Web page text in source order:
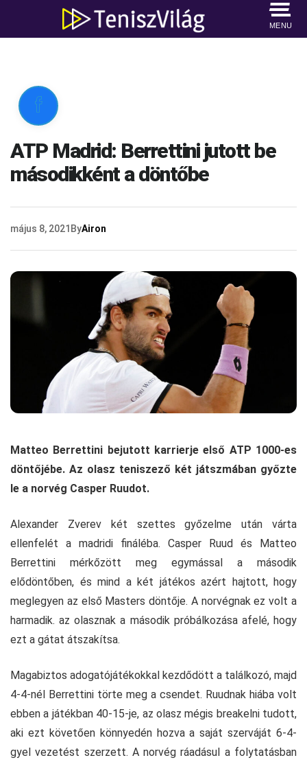
MENU

ATP Madrid: Berrettini jutott be
másodikként a döntőbe
május 8, 2021 ByAiron
Matteo Berrettini bejutott karrierje első ATP 1000-es
döntőjébe. Az olasz teniszező két játszmában győzte
le a norvég Casper Ruudot.
Alexander Zverev két szettes győzelme után várta
ellenfelét a madridi fináléba. Casper Ruud és Matteo
Berrettini mérkőzött meg egymással a második
elődöntőben, és mind a két játékos azért hajtott, hogy
meglegyen az első Masters döntője. A norvégnak ez volt a
harmadik. az olasznak a második próbálkozása afelé, hogy
ezt a gátat átszakítsa.
Magabiztos adogatójátékokkal kezdődött a találkozó, majd
4-4-nél Berrettini törte meg a csendet. Ruudnak hiába volt
ebben a játékban 40-15-je, az olasz mégis breakelni tudott,
aki ezt követően könnyedén hozva a saját szerváját 6-4-
gyel vezetést szerzett. A norvég ráadásul a folytatásban